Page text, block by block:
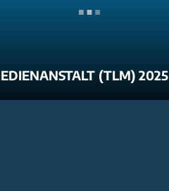
(TLM) 2025